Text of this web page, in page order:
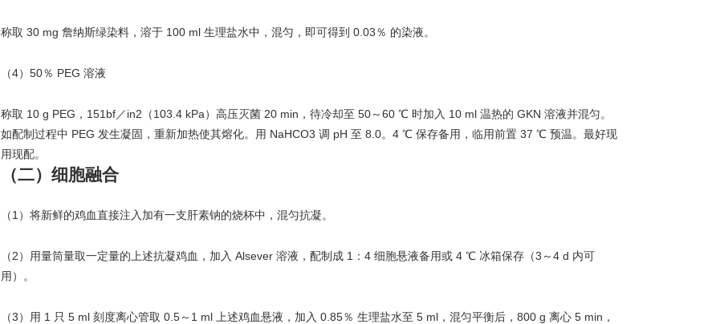
称取 30 mg 詹纳斯绿染料，溶于 100 ml 生理盐水中，混匀，即可得到 0.03％ 的染液。
（4）50％ PEG 溶液
称取 10 g PEG，151bf／in2（103.4 kPa）高压灭菌 20 min，待冷却至 50～60 ℃ 时加入 10 ml 温热的 GKN 溶液并混匀。
如配制过程中 PEG 发生凝固，重新加热使其熔化。用 NaHCO3 调 pH 至 8.0。4 ℃ 保存备用，临用前置 37 ℃ 预温。最好现
用现配。
（二）细胞融合
（1）将新鲜的鸡血直接注入加有一支肝素钠的烧杯中，混匀抗凝。
（2）用量筒量取一定量的上述抗凝鸡血，加入 Alsever 溶液，配制成 1：4 细胞悬液备用或 4 ℃ 冰箱保存（3～4 d 内可
用）。
（3）用 1 只 5 ml 刻度离心管取 0.5～1 ml 上述鸡血悬液，加入 0.85％ 生理盐水至 5 ml，混匀平衡后，800 g 离心 5 min，